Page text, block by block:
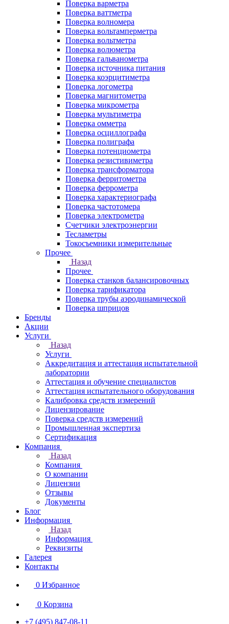
Поверка варметра
Поверка ваттметра
Поверка волномера
Поверка вольтамперметра
Поверка вольтметра
Поверка волюметра
Поверка гальванометра
Поверка источника питания
Поверка коэрцитиметра
Поверка логометра
Поверка магнитометра
Поверка микрометра
Поверка мультиметра
Поверка омметра
Поверка осциллографа
Поверка полиграфа
Поверка потенциометра
Поверка резистивиметра
Поверка трансформатора
Поверка ферритометра
Поверка феррометра
Поверка характериографа
Поверка частотомера
Поверка электрометра
Счетчики электроэнергии
Тесламетры
Токосъемники измерительные
Прочее
Назад
Прочее
Поверка станков балансировочных
Поверка тарификатора
Поверка трубы аэродинамической
Поверка шприцов
Бренды
Акции
Услуги
Назад
Услуги
Аккредитация и аттестация испытательной
лаборатории
Аттестация и обучение специалистов
Аттестация испытательного оборудования
Калибровка средств измерений
Лицензирование
Поверка средств измерений
Промышленная экспертиза
Сертификация
Компания
Назад
Компания
О компании
Лицензии
Отзывы
Документы
Блог
Информация
Назад
Информация
Реквизиты
Галерея
Контакты
0 Избранное
0 Корзина
+7 (495) 847-08-11